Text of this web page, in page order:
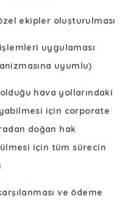
ekipler oluşturulması
uygulaması
uyumlu)
hava yollarındaki
için corporate
doğan hak
için tüm sürecin
ve ödeme